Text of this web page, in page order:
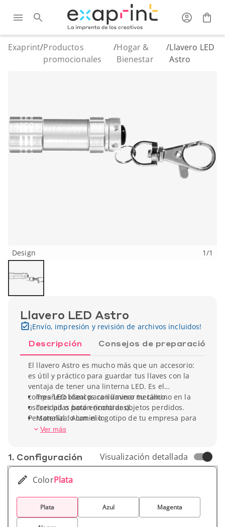
Exaprint/Productos
promocionales
/Hogar &
Bienestar
/Llavero LED
Astro
Design 1/1
Llavero LED Astro
¡Envío, impresión y revisión de archivos incluidos!
Descripción Consejos de preparación
El llavero Astro es mucho más que un accesorio:
es útil y práctico para guardar tus llaves con la
ventaja de tener una linterna LED. Es el
compañero ideal para iluminar tu camino en la
oscuridad o para encontrar objetos perdidos.
Personalízalo con el logotipo de tu empresa para
ofrecer un regalo promocional único y práctico a
Tres LED blancos con llavero metálico.
Tres pilas botón (incluidas).
Material : Aluminio
Ancho (cm) : 1.5 cm
Ver más
1. Conf­iguración Visualización detallada
ColorPlata
Plata Azul Magenta